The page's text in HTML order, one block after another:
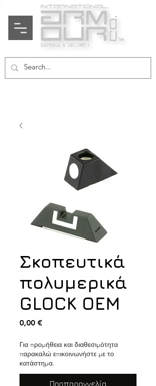
Σκοπευτικά
πολυμερικά
GLOCK OEM
0,00 €Τιμή
Για προμήθεια και διαθεσιμότητα
παρακαλώ επικοινωνήστε με το
κατάστημα.
Προπαραγγελία